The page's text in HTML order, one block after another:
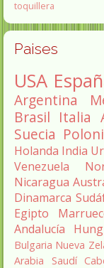
toquillera
Paises
USA
Argentina
Brasil Italia
Suecia
Holanda India
Venezuela
Nicaragua
Dinamarca
Egipto
Andalucía
Bulgaria Nueva
Arabia Saudí